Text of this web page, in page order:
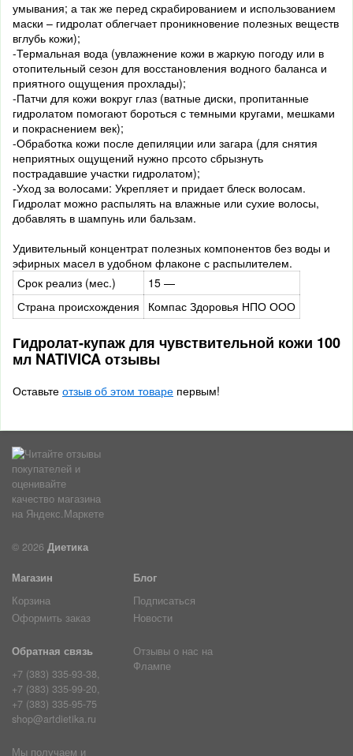
умывания; а так же перед скрабированием и использованием
маски – гидролат облегчает проникновение полезных веществ
вглубь кожи);
-Термальная вода (увлажнение кожи в жаркую погоду или в
отопительный сезон для восстановления водного баланса и
приятного ощущения прохлады);
-Патчи для кожи вокруг глаз (ватные диски, пропитанные
гидролатом помогают бороться с темными кругами, мешками
и покраснением век);
-Обработка кожи после депиляции или загара (для снятия
неприятных ощущений нужно прсото сбрызнуть
пострадавшие участки гидролатом);
-Уход за волосами: Укрепляет и придает блеск волосам.
Гидролат можно распылять на влажные или сухие волосы,
добавлять в шампунь или бальзам.
Удивительный концентрат полезных компонентов без воды и
эфирных масел в удобном флаконе с распылителем.
Срок реализ (мес.)
15 —
Страна происхождения
Компас Здоровья НПО ООО
Гидролат-купаж для чувствительной кожи 100
мл NATIVICA отзывы
Оставьте отзыв об этом товаре первым!
© 2026 Диетика
Магазин
Корзина
Оформить заказ
Блог
Подписаться
Новости
Обратная связь
+7 (383) 335-93-38,
+7 (383) 335-99-20,
+7 (383) 335-95-75
shop@artdietika.ru
Отзывы о нас на
Флампе
Мы получаем и